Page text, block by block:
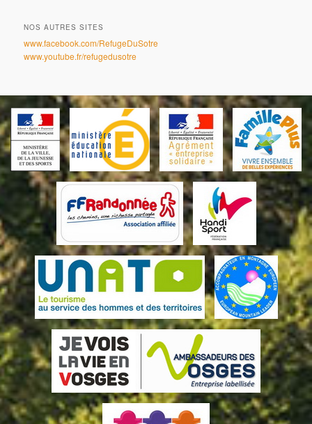
NOS AUTRES SITES
www.facebook.com/RefugeDuSotre
www.youtube.fr/refugedusotre